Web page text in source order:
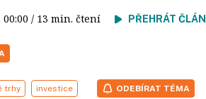
00:00 / 13 min. čtení PŘEHRÁT
trhy investice ODEBÍRAT TÉMA